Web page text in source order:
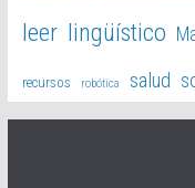
leer lingüístico
recursos robótica salud